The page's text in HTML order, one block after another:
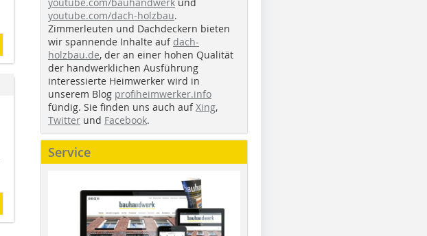
youtube.com/dach-holzbau.
Zimmerleuten und Dachdeckern bieten
wir spannende Inhalte auf dach-
holzbau.de, der an einer hohen Qualität
der handwerklichen Ausführung
interessierte Heimwerker wird in
unserem Blog profiheimwerker.info
fündig. Sie finden uns auch aufXing,
Twitter und Facebook.
Service